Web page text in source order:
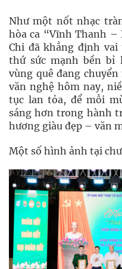
Như một nốt nhạc
hòa ca “Vĩnh Thanh –
Chi đã khẳng định
thứ sức mạnh bền bỉ
vùng quê đang
văn nghệ hôm nay,
tục lan tỏa, để mỗi
sáng hơn trong hành
hương giàu đẹp – văn
Một số hình ảnh tại